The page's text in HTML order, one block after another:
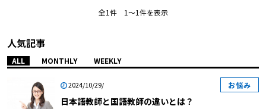
後半部分では「日本語教師や国語教師
いますので、ぜひご覧くださいね。
【目次】 日本語教師と国語教師の違
語教師と国語教師の違いとは｜教える
対象や教え方が異なります 日本語教
全1件 1〜1件を表示
人気記事
ALL MONTHLY WEEKLY
2024/10/29/ お悩み
日本語教師と国語教師の違いとは？